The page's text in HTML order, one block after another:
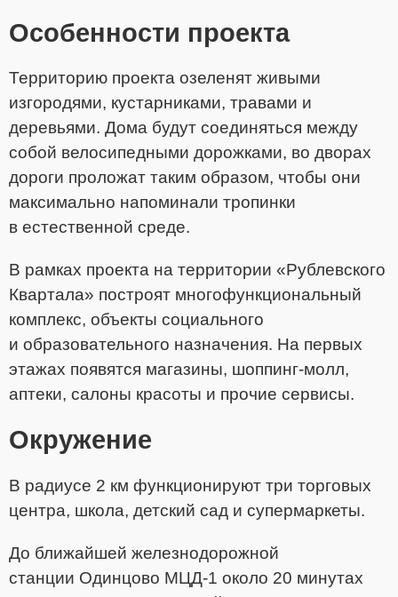
Особенности проекта
Территорию проекта озеленят живыми
изгородями, кустарниками, травами и
деревьями. Дома будут соединяться между
собой велосипедными дорожками, во дворах
дороги проложат таким образом, чтобы они
максимально напоминали тропинки
в естественной среде.
В рамках проекта на территории «Рублевского
Квартала» построят многофункциональный
комплекс, объекты социального
и образовательного назначения. На первых
этажах появятся магазины, шоппинг-молл,
аптеки, салоны красоты и прочие сервисы.
Окружение
В радиусе 2 км функционируют три торговых
центра, школа, детский сад и супермаркеты.
До ближайшей железнодорожной
станции Одинцово МЦД-1 около 20 минутах